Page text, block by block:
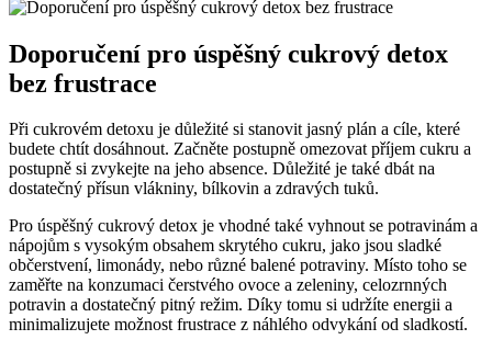
Doporučení pro úspěšný cukrový detox
bez frustrace
Při cukrovém detoxu je důležité si stanovit jasný plán a cíle, které
budete chtít dosáhnout. Začněte postupně omezovat příjem cukru a
postupně si zvykejte na jeho absence. Důležité je také dbát na
dostatečný přísun vlákniny, bílkovin a zdravých tuků.
Pro úspěšný cukrový detox je vhodné také vyhnout se potravinám a
nápojům s vysokým obsahem skrytého cukru, jako jsou sladké
občerstvení, limonády, nebo různé balené potraviny. Místo toho se
zaměřte na konzumaci čerstvého ovoce a zeleniny, celozrnných
potravin a dostatečný pitný režim. Díky tomu si udržíte energii a
minimalizujete možnost frustrace z náhlého odvykání od sladkostí.